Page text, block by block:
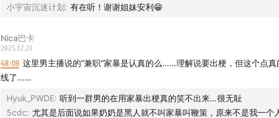
小宇宙沉迷计划: 有在听！谢谢姐妹安利😁
Nica巴卡
2025.12.21
48:09 这里男主播说的“兼职”家暴是认真的么……理解说要出梗，但这个点真
线了……
Hyuk_PWDE: 听到一群男的在用家暴出梗真的笑不出来…很无耻
5cdc: 尤其是后面说如果奶奶是黑人就不叫家暴叫鞭策，原来不是我一个